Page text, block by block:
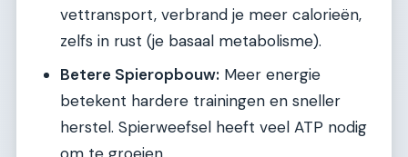
vettransport, verbrand je meer calorieën,
zelfs in rust (je basaal metabolisme).
Betere Spieropbouw: Meer energie
betekent hardere trainingen en sneller
herstel. Spierweefsel heeft veel ATP nodig